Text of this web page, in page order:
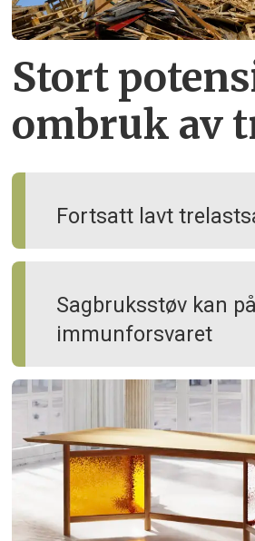
Stort
ombruk av
Fortsatt lavt
Sagbruksstøv kan
immun­forsvaret